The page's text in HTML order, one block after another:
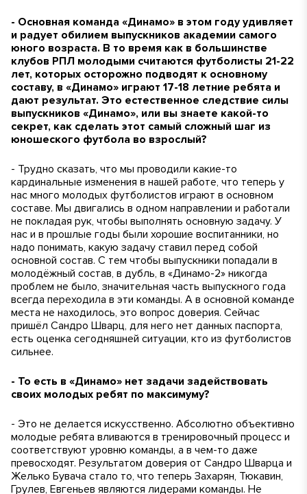
- Основная команда «Динамо» в этом году удивляет
и радует обилием выпускников академии самого
юного возраста. В то время как в большинстве
клубов РПЛ молодыми считаются футболисты 21-22
лет, которых осторожно подводят к основному
составу, в «Динамо» играют 17-18 летние ребята и
дают результат. Это естественное следствие силы
выпускников «Динамо», или вы знаете какой-то
секрет, как сделать этот самый сложный шаг из
юношеского футбола во взрослый?
- Трудно сказать, что мы проводили какие-то
кардинальные изменения в нашей работе, что теперь у
нас много молодых футболистов играют в основном
составе. Мы двигались в одном направлении и работали
не покладая рук, чтобы выполнять основную задачу. У
нас и в прошлые годы были хорошие воспитанники, но
надо понимать, какую задачу ставил перед собой
основной состав. С тем чтобы выпускники попадали в
молодёжный состав, в дубль, в «Динамо-2» никогда
проблем не было, значительная часть выпускного года
всегда переходила в эти команды. А в основной команде
места не находилось, это вопрос доверия. Сейчас
пришёл Сандро Шварц, для него нет данных паспорта,
есть оценка сегодняшней ситуации, кто из футболистов
сильнее.
- То есть в «Динамо» нет задачи задействовать
своих молодых ребят по максимуму?
- Это не делается искусственно. Абсолютно объективно
молодые ребята вливаются в тренировочный процесс и
соответствуют уровню команды, а в чем-то даже
превосходят. Результатом доверия от Сандро Шварца и
Желько Бувача стало то, что теперь Захарян, Тюкавин,
Грулев, Евгеньев являются лидерами команды. Не